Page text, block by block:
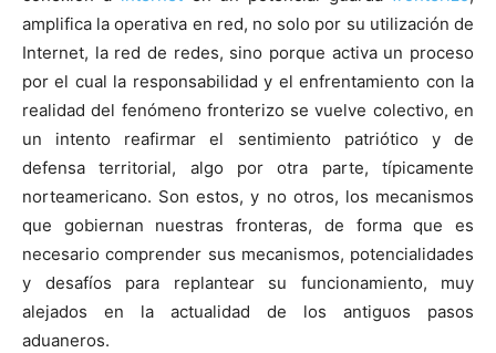
amplifica la operativa en red, no solo por su utilización de
Internet, la red de redes, sino porque activa un proceso
por el cual la responsabilidad y el enfrentamiento con la
realidad del fenómeno fronterizo se vuelve colectivo, en
un intento reafirmar el sentimiento patriótico y de
defensa territorial, algo por otra parte, típicamente
norteamericano. Son estos, y no otros, los mecanismos
que gobiernan nuestras fronteras, de forma que es
necesario comprender sus mecanismos, potencialidades
y desafíos para replantear su funcionamiento, muy
alejados en la actualidad de los antiguos pasos
aduaneros.